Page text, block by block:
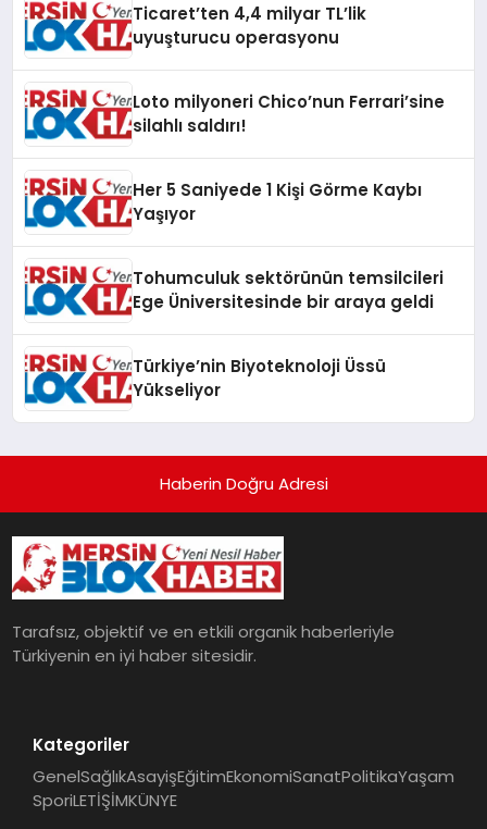
Ticaret’ten 4,4 milyar TL’lik
uyuşturucu operasyonu
Loto milyoneri Chico’nun Ferrari’sine
silahlı saldırı!
Her 5 Saniyede 1 Kişi Görme Kaybı
Yaşıyor
Tohumculuk sektörünün temsilcileri
Ege Üniversitesinde bir araya geldi
Türkiye’nin Biyoteknoloji Üssü
Yükseliyor
Haberin Doğru Adresi
Tarafsız, objektif ve en etkili organik haberleriyle
Türkiyenin en iyi haber sitesidir.
Kategoriler
GenelSağlıkAsayişEğitimEkonomiSanatPolitikaYaşam
SporiLETİŞİMKÜNYE